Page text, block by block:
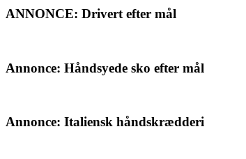
ANNONCE: Drivert efter mål
Annonce: Håndsyede sko efter mål
Annonce: Italiensk håndskrædderi